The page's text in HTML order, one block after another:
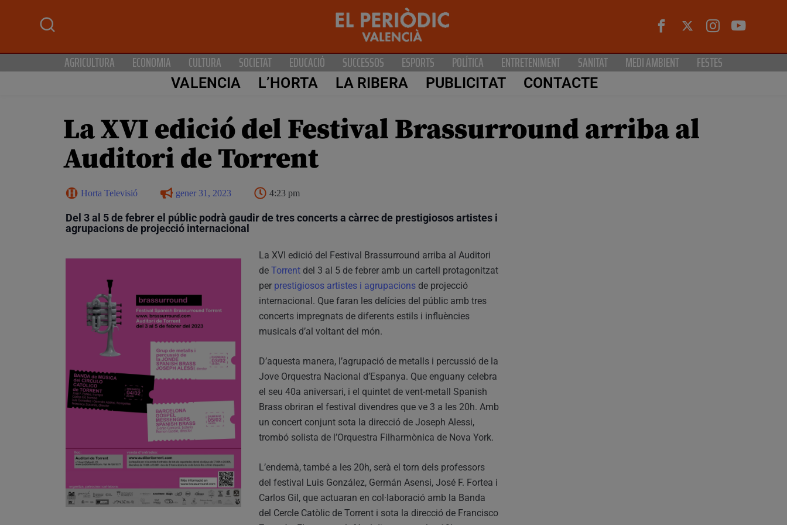
AGRICULTURA ECONOMIA CULTURA SOCIETAT EDUCACIÓ SUCCESSOS ESPORTS POLÍTICA ENTRETENIMENT SANITAT MEDI AMBIENT FESTES
VALENCIA L’HORTA LA RIBERA PUBLICITAT CONTACTE
La XVI edició del Festival Brassurround arriba al
Auditori de Torrent
Horta Televisió gener 31, 2023 4:23 pm
Del 3 al 5 de febrer el públic podrà gaudir de tres concerts a càrrec de prestigiosos artistes i
agrupacions de projecció internacional
La XVI edició del Festival Brassurround arriba al Auditori
de Torrent del 3 al 5 de febrer amb un cartell protagonitzat
per prestigiosos artistes i agrupacions de projecció
internacional. Que faran les delícies del públic amb tres
concerts impregnats de diferents estils i influències
musicals d’al voltant del món.
D’aquesta manera, l’agrupació de metalls i percussió de la
Jove Orquestra Nacional d’Espanya. Que enguany celebra
el seu 40a aniversari, i el quintet de vent-metall Spanish
Brass obriran el festival divendres que ve 3 a les 20h. Amb
un concert conjunt sota la direcció de Joseph Alessi,
trombó solista de l’Orquestra Filharmònica de Nova York.
L’endemà, també a les 20h, serà el torn dels professors
del festival Luis González, Germán Asensi, José F. Fortea i
Carlos Gil, que actuaran en col·laboració amb la Banda
del Cercle Catòlic de Torrent i sota la direcció de Francisco